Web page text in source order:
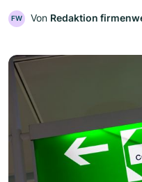
FW Von Redaktion